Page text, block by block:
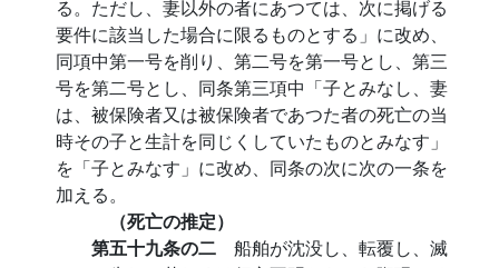
る。ただし、妻以外の者にあつては、次に掲げる
要件に該当した場合に限るものとする」に改め、
同項中第一号を削り、第二号を第一号とし、第三
号を第二号とし、同条第三項中「子とみなし、妻
は、被保険者又は被保険者であつた者の死亡の当
時その子と生計を同じくしていたものとみなす」
を「子とみなす」に改め、同条の次に次の一条を
加える。
（死亡の推定）
第五十九条の二 船舶が沈没し、転覆し、滅